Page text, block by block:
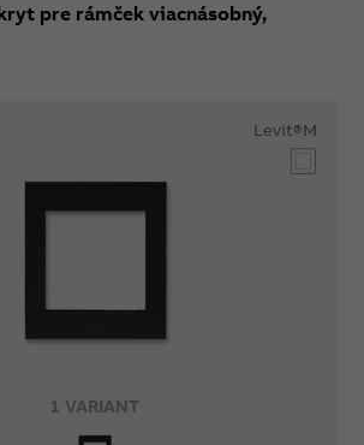
pre rámček viacnásobný,
1 VARIANT
Levit®M